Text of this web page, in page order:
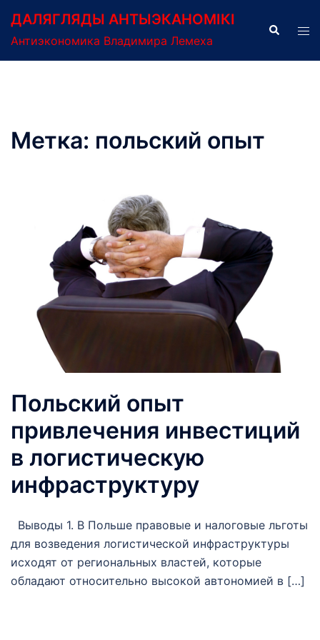
содержимому
ДАЛЯГЛЯДЫ АНТЫЭКАНОМІКІ
Антиэкономика Владимира Лемеха
Поиск
Метка: польский опыт
Польский опыт
привлечения инвестиций
в логистическую
инфраструктуру
Выводы 1. В Польше правовые и налоговые льготы
для возведения логистической инфраструктуры
исходят от региональных властей, которые
обладают относительно высокой автономией в […]